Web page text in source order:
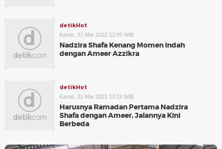
detikHot
Kamis, 31 Mar 2022 12:00 WIB
Nadzira Shafa Kenang Momen Indah
dengan Ameer Azzikra
detikHot
Kamis, 31 Mar 2022 10:19 WIB
Harusnya Ramadan Pertama Nadzira
Shafa dengan Ameer, Jalannya Kini
Berbeda